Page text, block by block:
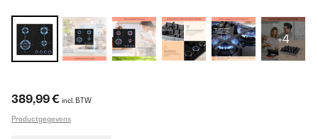
+4
389,99 € incl. BTW
Productgegevens